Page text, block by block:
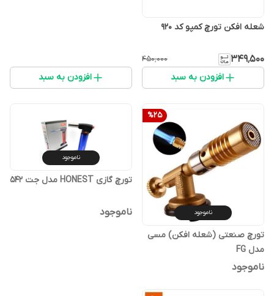
شعله افکن تورچ کمپو کد 920
۳۴۹٬۵۰۰ ۴۵۰٬۰۰۰
افزودن به سبد افزودن به سبد
%25
ناموجود
تورچ صنعتی (شعله افکن) مسی
مدل FG
ناموجود
ناموجود
تورچ گازی HONEST مدل جت 542
ناموجود